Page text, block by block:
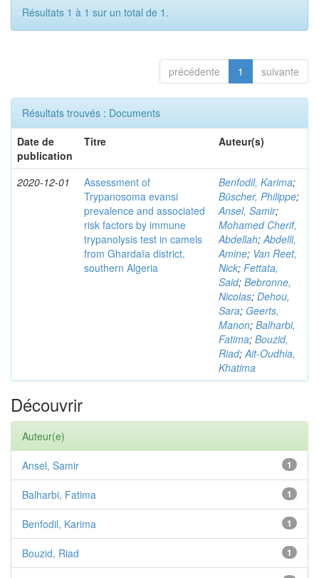
Résultats 1 à 1 sur un total de 1.
précédente 1 suivante
Résultats trouvés : Documents
Date de
publication
Titre Auteur(s)
2020-12-01
Assessment of
Trypanosoma evansi
prevalence and associated
risk factors by immune
trypanolysis test in camels
from Ghardaïa district,
southern Algeria
Benfodil, Karima;
Büscher, Philippe;
Ansel, Samir;
Mohamed Cherif,
Abdellah;Abdelli,
Amine; Van Reet,
Nick; Fettata,
Said; Bebronne,
Nicolas; Dehou,
Sara; Geerts,
Manon; Balharbi,
Fatima; Bouzid,
Riad;Ait-Oudhia,
Khatima
Découvrir
Auteur(e)
1
Ansel, Samir
1
Balharbi, Fatima
1
Benfodil, Karima
1
Bouzid, Riad